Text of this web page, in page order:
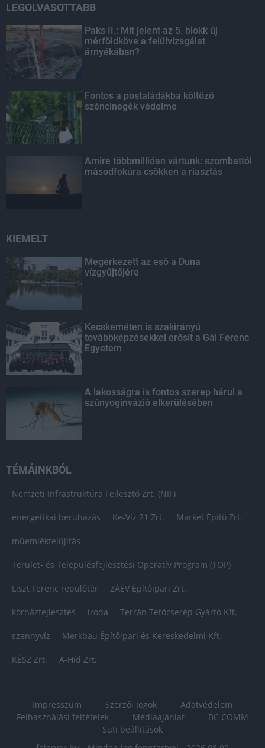
LEGOLVASOTTABB
Paks II.: Mit jelent az 5. blokk új
mérföldköve a felülvizsgálat
árnyékában?
Fontos a postaládákba költöző
széncinegék védelme
Amire többmillióan vártunk: szombattól
másodfokúra csökken a riasztás
KIEMELT
Megérkezett az eső a Duna
vízgyűjtőjére
Kecskeméten is szakirányú
továbbképzésekkel erősít a Gál Ferenc
Egyetem
A lakosságra is fontos szerep hárul a
szúnyoginvázió elkerülésében
TÉMÁINKBÓL
Nemzeti Infrastruktúra Fejlesztő Zrt. (NIF)
energetikai beruházás Ke-Víz 21 Zrt. Market Építő Zrt.
műemlékfelújítás
Terület- és Településfejlesztési Operatív Program (TOP)
Liszt Ferenc repülőtér ZÁÉV Építőipari Zrt.
kórházfejlesztés iroda Terrán Tetőcserép Gyártó Kft.
szennyvíz Merkbau Építőipari és Kereskedelmi Kft.
KÉSZ Zrt. A-Híd Zrt.
Impresszum Szerzői Jogok
Adatvédelem
Felhasználási feltételek
Médiaajánlat
BC COMM
Süti beállítások